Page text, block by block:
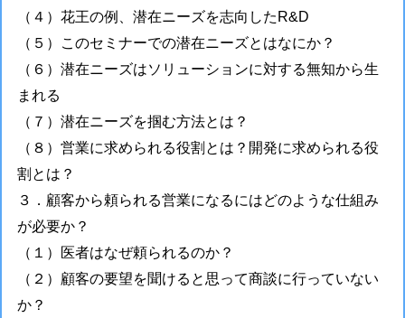
（４）花王の例、潜在ニーズを志向したR&D
（５）このセミナーでの潜在ニーズとはなにか？
（６）潜在ニーズはソリューションに対する無知から生
まれる
（７）潜在ニーズを掴む方法とは？
（８）営業に求められる役割とは？開発に求められる役
割とは？
３．顧客から頼られる営業になるにはどのような仕組み
が必要か？
（１）医者はなぜ頼られるのか？
（２）顧客の要望を聞けると思って商談に行っていない
か？